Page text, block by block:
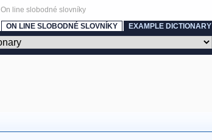
On line slobodné slovníky
ON LINE SLOBODNÉ SLOVNÍKY
EXAMPLE DICTIONARY